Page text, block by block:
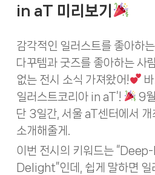
in aT 미리보기
감각적인 일러스트를 좋아하
다꾸템과 굿즈를 좋아하는 사
없는 전시 소식 가져왔어!
일러스트코리아 in aT’!
9
단 3일간, 서울 aT센터에서
소개해줄게.
이번 전시의 키워드는
Delight”인데, 쉽게 말하면 일